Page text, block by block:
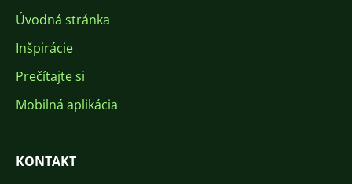
Úvodná stránka
Inšpirácie
Prečítajte si
Mobilná aplikácia
KONTAKT